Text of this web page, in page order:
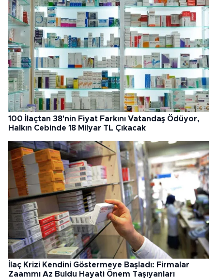
100 İlaçtan 38'nin Fiyat Farkını Vatandaş Ödüyor,
Halkın Cebinde 18 Milyar TL Çıkacak
İlaç Krizi Kendini Göstermeye Başladı: Firmalar
Zaammı Az Buldu Hayati Önem Taşıyanları